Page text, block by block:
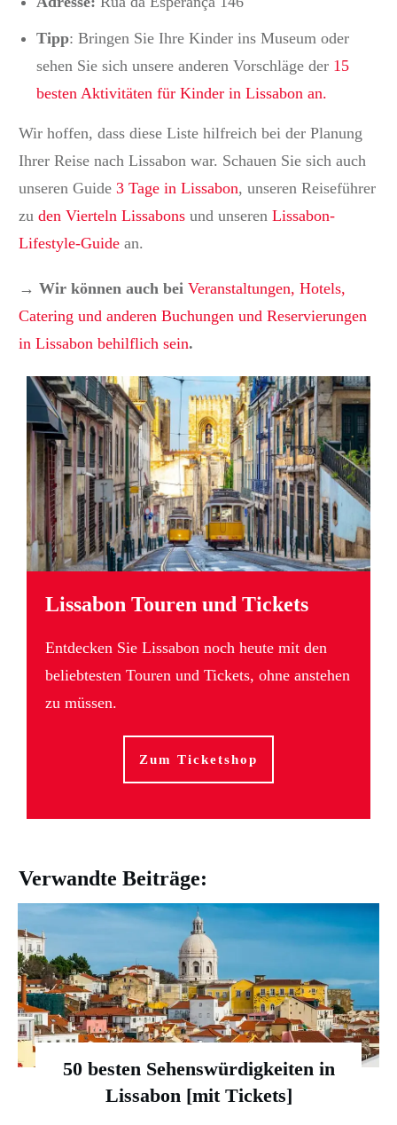
Tipp: Bringen Sie Ihre Kinder ins Museum oder
sehen Sie sich unsere anderen Vorschläge der 15
besten Aktivitäten für Kinder in Lissabon an.
Wir hoffen, dass diese Liste hilfreich bei der Planung
Ihrer Reise nach Lissabon war. Schauen Sie sich auch
unseren Guide 3 Tage in Lissabon, unseren Reiseführer
zu den Vierteln Lissabons und unseren Lissabon-
Lifestyle-Guide an.
→ Wir können auch bei Veranstaltungen, Hotels,
Catering und anderen Buchungen und Reservierungen
in Lissabon behilflich sein.
Lissabon Touren und Tickets
Entdecken Sie Lissabon noch heute mit den
beliebtesten Touren und Tickets, ohne anstehen
zu müssen.
Zum Ticketshop
Verwandte Beiträge:
50 besten Sehenswürdigkeiten in
Lissabon [mit Tickets]